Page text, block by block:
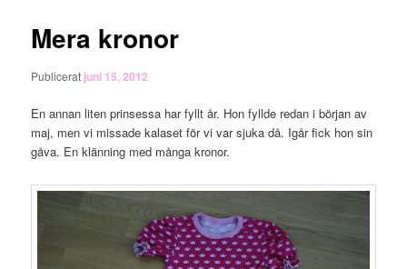
Mera kronor
Publicerat juni 15, 2012
En annan liten prinsessa har fyllt år. Hon fyllde redan i början av
maj, men vi missade kalaset för vi var sjuka då. Igår fick hon sin
gåva. En klänning med många kronor.